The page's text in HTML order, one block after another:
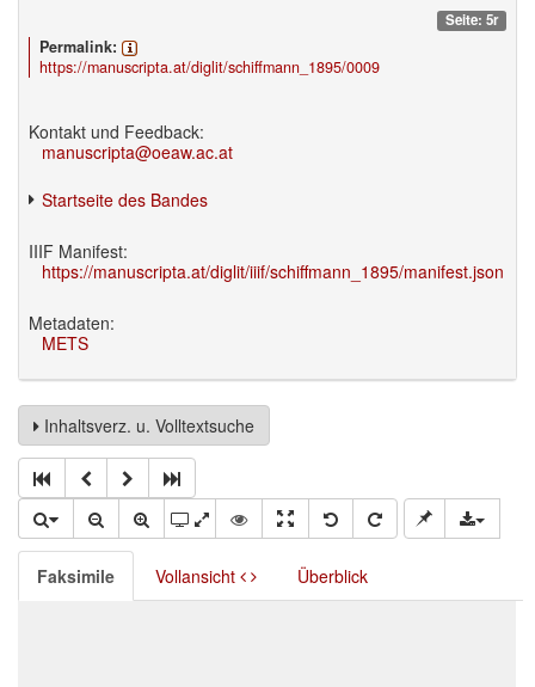
Seite: 5r
Permalink:
https://manuscripta.at/diglit/schiffmann_1895/0009
Kontakt und Feedback:
manuscripta@oeaw.ac.at
Startseite des Bandes
IIIF Manifest:
https://manuscripta.at/diglit/iiif/schiffmann_1895/manifest.json
Metadaten:
METS
Inhaltsverz. u. Volltextsuche
Faksimile Vollansicht Überblick